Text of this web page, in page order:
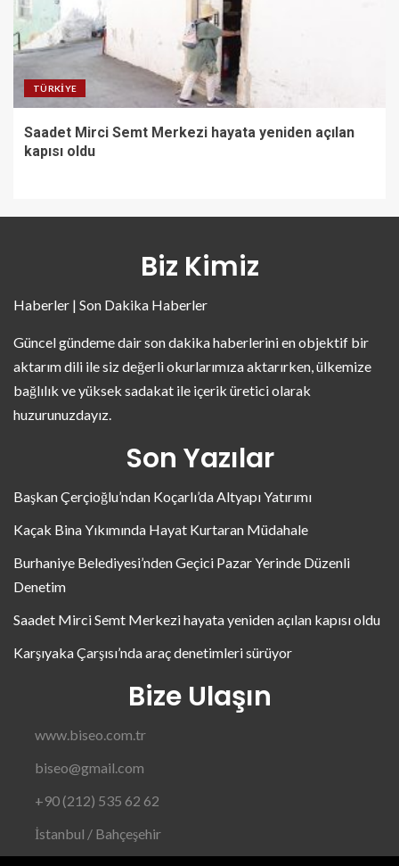
TÜRKIYE
Saadet Mirci Semt Merkezi hayata yeniden açılan
kapısı oldu
Biz Kimiz
Haberler | Son Dakika Haberler
Güncel gündeme dair son dakika haberlerini en objektif bir
aktarım dili ile siz değerli okurlarımıza aktarırken, ülkemize
bağlılık ve yüksek sadakat ile içerik üretici olarak
huzurunuzdayız.
Son Yazılar
Başkan Çerçioğlu’ndan Koçarlı’da Altyapı Yatırımı
Kaçak Bina Yıkımında Hayat Kurtaran Müdahale
Burhaniye Belediyesi’nden Geçici Pazar Yerinde Düzenli
Denetim
Saadet Mirci Semt Merkezi hayata yeniden açılan kapısı oldu
Karşıyaka Çarşısı’nda araç denetimleri sürüyor
Bize Ulaşın
www.biseo.com.tr
biseo@gmail.com
+90 (212) 535 62 62
İstanbul / Bahçeşehir